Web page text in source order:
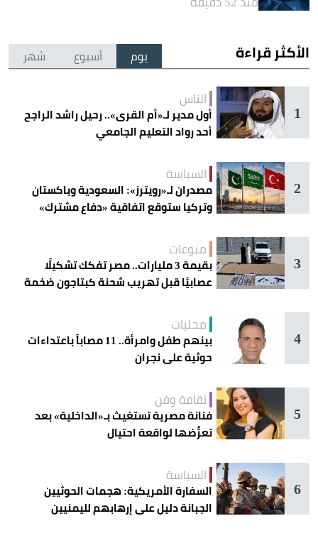
الأكثر قراءة يوم أسبوع شهر
1
الناس
أول مدير لـ«أم القرى».. رحيل راشد الراجح
أحد رواد التعليم الجامعي
2
السياسة
مصدران لـ«رويترز»: السعودية وباكستان
وتركيا ستوقع اتفاقية «دفاع مشترك»
3
منوعات
بقيمة 3 مليارات.. مصر تفكك تشكيلًا
عصابيًا قبل تهريب شحنة كبتاجون ضخمة
4
محليات
بينهم طفل وامرأة.. 11 مصاباً باعتداءات
حوثية على نجران
5
ثقافة وفن
فنانة مصرية تستغيث بـ«الداخلية» بعد
تعرُّضها لواقعة احتيال
6
السياسة
السفارة الأمريكية: هجمات الحوثيين
الجبانة دليل على إرهابهم لليمنيين